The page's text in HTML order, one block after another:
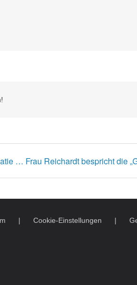
… Frau Reichardt bespricht die
Cookie-Einstellungen